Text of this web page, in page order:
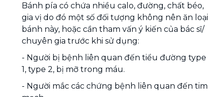
Bánh pía có chứa nhiều calo, đường, chất béo,
gia vị do đó một số đối tượng không nên ăn loại
bánh này, hoặc cần tham vấn ý kiến của bác sĩ/
chuyên gia trước khi sử dụng:
- Người bị bệnh liên quan đến tiểu đường type
1, type 2, bị mỡ trong máu.
- Người mắc các chứng bệnh liên quan đến tim